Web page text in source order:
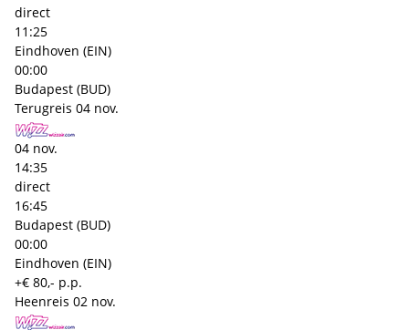
direct
11:25
Eindhoven (EIN)
00:00
Budapest (BUD)
Terugreis 04 nov.
04 nov.
14:35
direct
16:45
Budapest (BUD)
00:00
Eindhoven (EIN)
+€ 80,- p.p.
Heenreis 02 nov.